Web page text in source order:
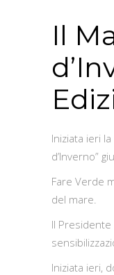
Il
Iniziata ieri
d’Inverno”
Fare Verde
del mare.
Il Presidente
Iniziata ieri,